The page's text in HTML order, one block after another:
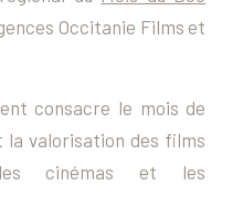
Occitanie Films et
consacre le mois de
la valorisation des films
les cinémas et les